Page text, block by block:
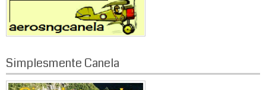
Simplesmente Canela